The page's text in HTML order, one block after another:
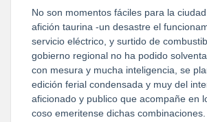
No son momentos fáciles para la
afición taurina -un desastre el
servicio eléctrico, y surtido de
gobierno regional no ha podido
con mesura y mucha inteligencia, se
edición ferial condensada y muy del
aficionado y publico que acompañe en
coso emeritense dichas combinaciones.